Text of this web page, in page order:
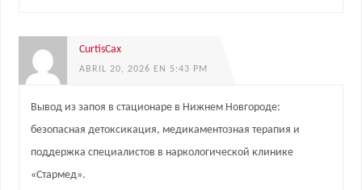
CurtisCax
ABRIL 20, 2026 EN 5:43 PM
Вывод из запоя в стационаре в Нижнем Новгороде:
безопасная детоксикация, медикаментозная терапия и
поддержка специалистов в наркологической клинике
«Стармед».